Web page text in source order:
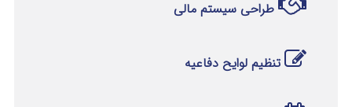
طراحی سیستم مالی
تنظیم لوایح دفاعیه